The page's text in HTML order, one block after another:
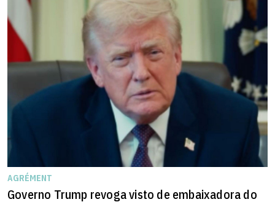
AGRÉMENT
Governo Trump revoga visto de embaixadora do